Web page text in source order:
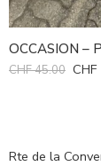
CHF45.00 CHF
Rte de la